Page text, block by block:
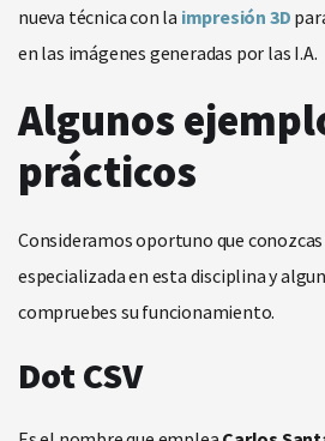
nueva técnica con la impresión 3D
en las imágenes generadas por las I.A.
Algunos
prácticos
Consideramos oportuno que
especializada en esta disciplina y
compruebes su funcionamiento.
Dot CSV